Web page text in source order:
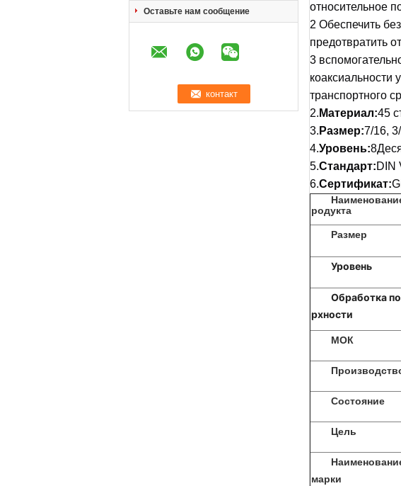
Оставьте нам сообщение
относительное
2 Обеспечить
предотвратить
3
коаксиальности
транспортного
2. Материал:45
3. Размер:7/16,
4.Уровень:
5.Стандарт:DIN
6.Сертификат:
родукта
Размер
Уровень
Обработка
рхности
МОК
Состояние
Цель
марки